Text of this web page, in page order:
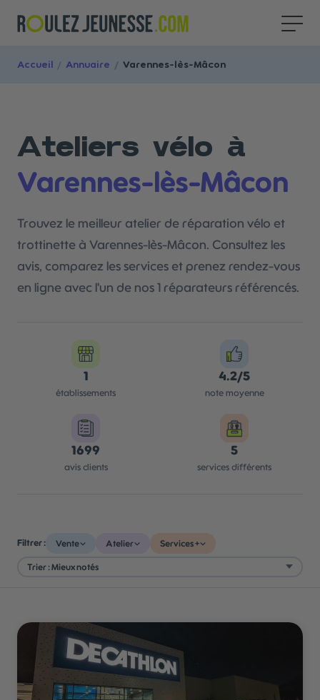
Accueil / Annuaire / Varennes-lès-Mâcon
Ateliers vélo à
Varennes-lès-Mâcon
Trouvez le meilleur atelier de réparation vélo et
trottinette à Varennes-lès-Mâcon. Consultez les
avis, comparez les services et prenez rendez-vous
en ligne avec l'un de nos 1 réparateurs référencés.
1
établissements
4.2/5
note moyenne
1699
avis clients
5
services différents
Filtrer : Vente Atelier Services +